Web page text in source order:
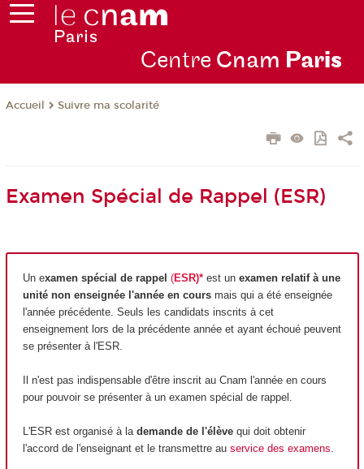
Centre Cnam Paris
Accueil Suivre ma scolarité
Examen Spécial de Rappel (ESR)
Un examen spécial de rappel (ESR)* est un examen relatif à une
unité non enseignée l'année en cours mais qui a été enseignée
l'année précédente. Seuls les candidats inscrits à cet
enseignement lors de la précédente année et ayant échoué peuvent
se présenter à l'ESR.
Il n'est pas indispensable d'être inscrit au Cnam l'année en cours
pour pouvoir se présenter à un examen spécial de rappel.
L'ESR est organisé à la demande de l'élève qui doit obtenir
l'accord de l'enseignant et le transmettre au service des examens.